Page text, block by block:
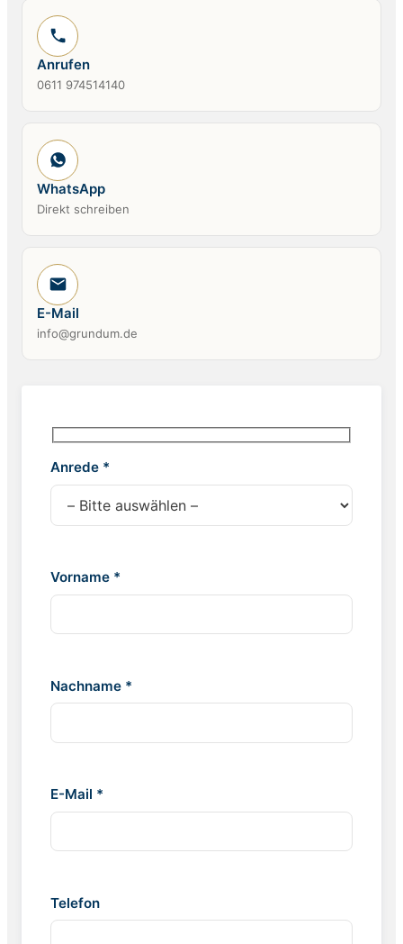
Anrufen
0611 974514140
WhatsApp
Direkt schreiben
E-Mail
info@grundum.de
Anrede *
Vorname *
Nachname *
E-Mail *
Telefon